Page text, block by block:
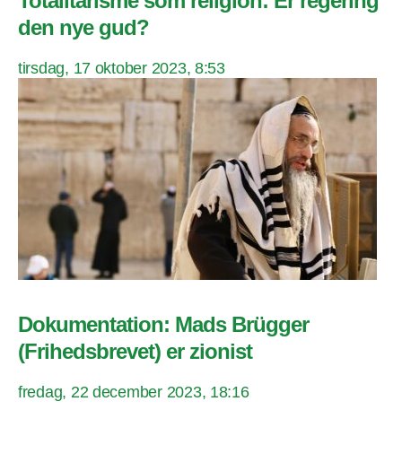
den nye gud?
tirsdag, 17 oktober 2023, 8:53
Dokumentation: Mads Brügger
(Frihedsbrevet) er zionist
fredag, 22 december 2023, 18:16